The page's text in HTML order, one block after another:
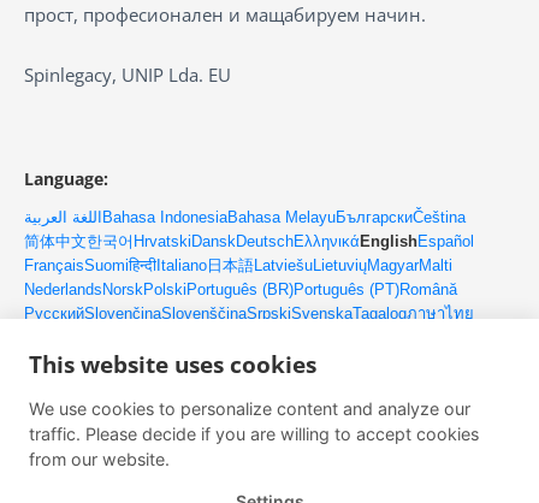
прост, професионален и мащабируем начин.
Spinlegacy, UNIP Lda. EU
Language:
اللغة العربيةBahasa IndonesiaBahasa MelayuБългарскиČeština
简体中文한국어 HrvatskiDanskDeutschΕλληνικάEnglishEspañol
FrançaisSuomiहिन्दीItaliano日本語LatviešuLietuviųMagyarMalti
NederlandsNorskPolskiPortuguês (BR)Português (PT)Română
РусскийSlovenčinaSlovenščinaSrpskiSvenskaTagalogภาษาไทย
Контакти
Имейл: client@upmlm.com
This website uses cookies
We use cookies to personalize content and analyze our
traffic. Please decide if you are willing to accept cookies
from our website.